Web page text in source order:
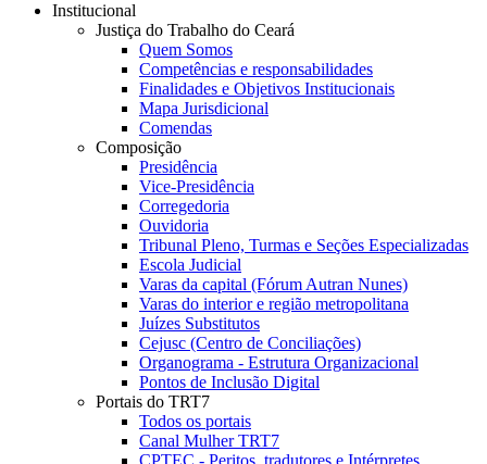
Institucional
Justiça do Trabalho do Ceará
Quem Somos
Competências e responsabilidades
Finalidades e Objetivos Institucionais
Mapa Jurisdicional
Comendas
Composição
Presidência
Vice-Presidência
Corregedoria
Ouvidoria
Tribunal Pleno, Turmas e Seções Especializadas
Escola Judicial
Varas da capital (Fórum Autran Nunes)
Varas do interior e região metropolitana
Juízes Substitutos
Cejusc (Centro de Conciliações)
Organograma - Estrutura Organizacional
Pontos de Inclusão Digital
Portais do TRT7
Todos os portais
Canal Mulher TRT7
CPTEC - Peritos, tradutores e Intérpretes